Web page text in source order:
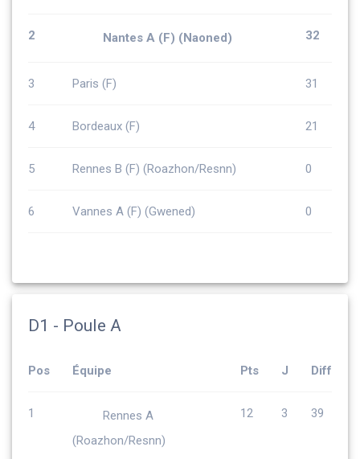
2 Nantes A (F) (Naoned) 32
3 Paris (F) 31
4 Bordeaux (F) 21
5 Rennes B (F) (Roazhon/Resnn) 0
6 Vannes A (F) (Gwened) 0
D1 - Poule A
Pos Équipe Pts J Diff
1
Rennes A
(Roazhon/Resnn)
12 3 39